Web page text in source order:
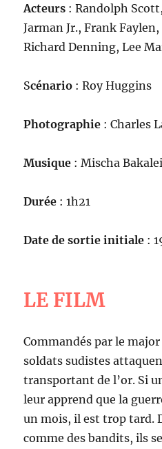
Acteurs : Randolph
Jarman Jr., Frank
Richard Denning, Lee
Scénario : Roy Huggins
Photographie : Charles
Musique : Mischa
Durée : 1h21
Date de sortie initiale :
LE FILM
Commandés par le
soldats sudistes
transportant de l’or. Si
leur apprend que la
un mois, il est trop tard.
comme des bandits, ils